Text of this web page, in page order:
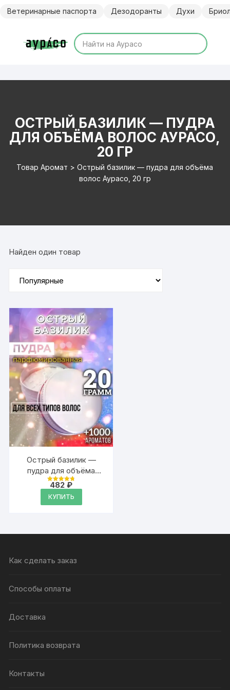
Ветеринарные паспорта Дезодоранты Духи
ОСТРЫЙ БАЗИЛИК — ПУДРА
ДЛЯ ОБЪЁМА ВОЛОС АУРАСО,
20 ГР
Товар Аромат > Острый базилик — пудра для объёма
волос Аурасо, 20 гр
Найден один товар
Острый базилик —
пудра для объёма
волос Аурасо, 20 гр
Оценка
из 5
482₽
КУПИТЬ
Как сделать заказ
Способы оплаты
Доставка
Политика возврата
Контакты